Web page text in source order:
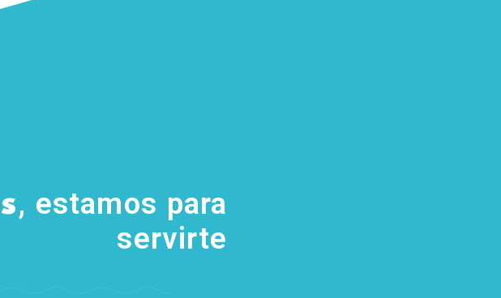
, estamos para
servirte